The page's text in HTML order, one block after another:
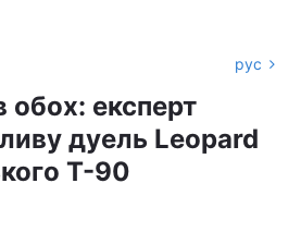
рус
обох: експерт
дуель Leopard
Т-90